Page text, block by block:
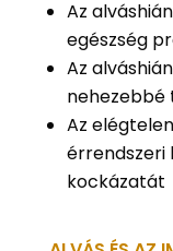
Az
egészség
Az
nehezebbé
Az
érrendszeri
kockázatát